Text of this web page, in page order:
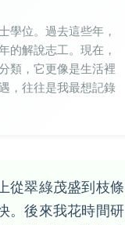
學位。過去這些年，
解說志工。現在，
類，它更像是生活裡
，往往是我最想記錄
從翠綠茂盛到枝條
。後來我花時間研